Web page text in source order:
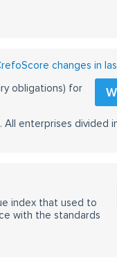
changes in
obligations) for
enterprises divided
index that used to
with the standards